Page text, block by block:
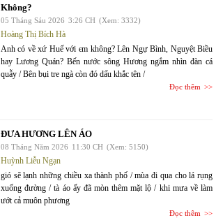
Không?
05 Tháng Sáu 2026 3:26 CH (Xem: 3332)
Hoàng Thị Bích Hà
Anh có về xứ Huế với em không? Lên Ngự Bình, Nguyệt Biều
hay Lương Quán? Bến nước sông Hương ngắm nhìn đàn cá
quẫy / Bên bụi tre ngà còn đó dấu khắc tên /
Đọc thêm
ĐƯA HƯƠNG LÊN ÁO
08 Tháng Năm 2026 11:30 CH (Xem: 5150)
Huỳnh Liễu Ngạn
gió sẽ lạnh những chiều xa thành phố / mùa đi qua cho lá rụng
xuống đường / tà áo ấy đã mòn thêm mặt lộ / khi mưa về làm
ướt cả muôn phương
Đọc thêm